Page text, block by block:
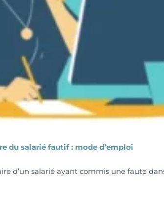
du salarié fautif : mode d’emploi
d’un salarié ayant commis une faute